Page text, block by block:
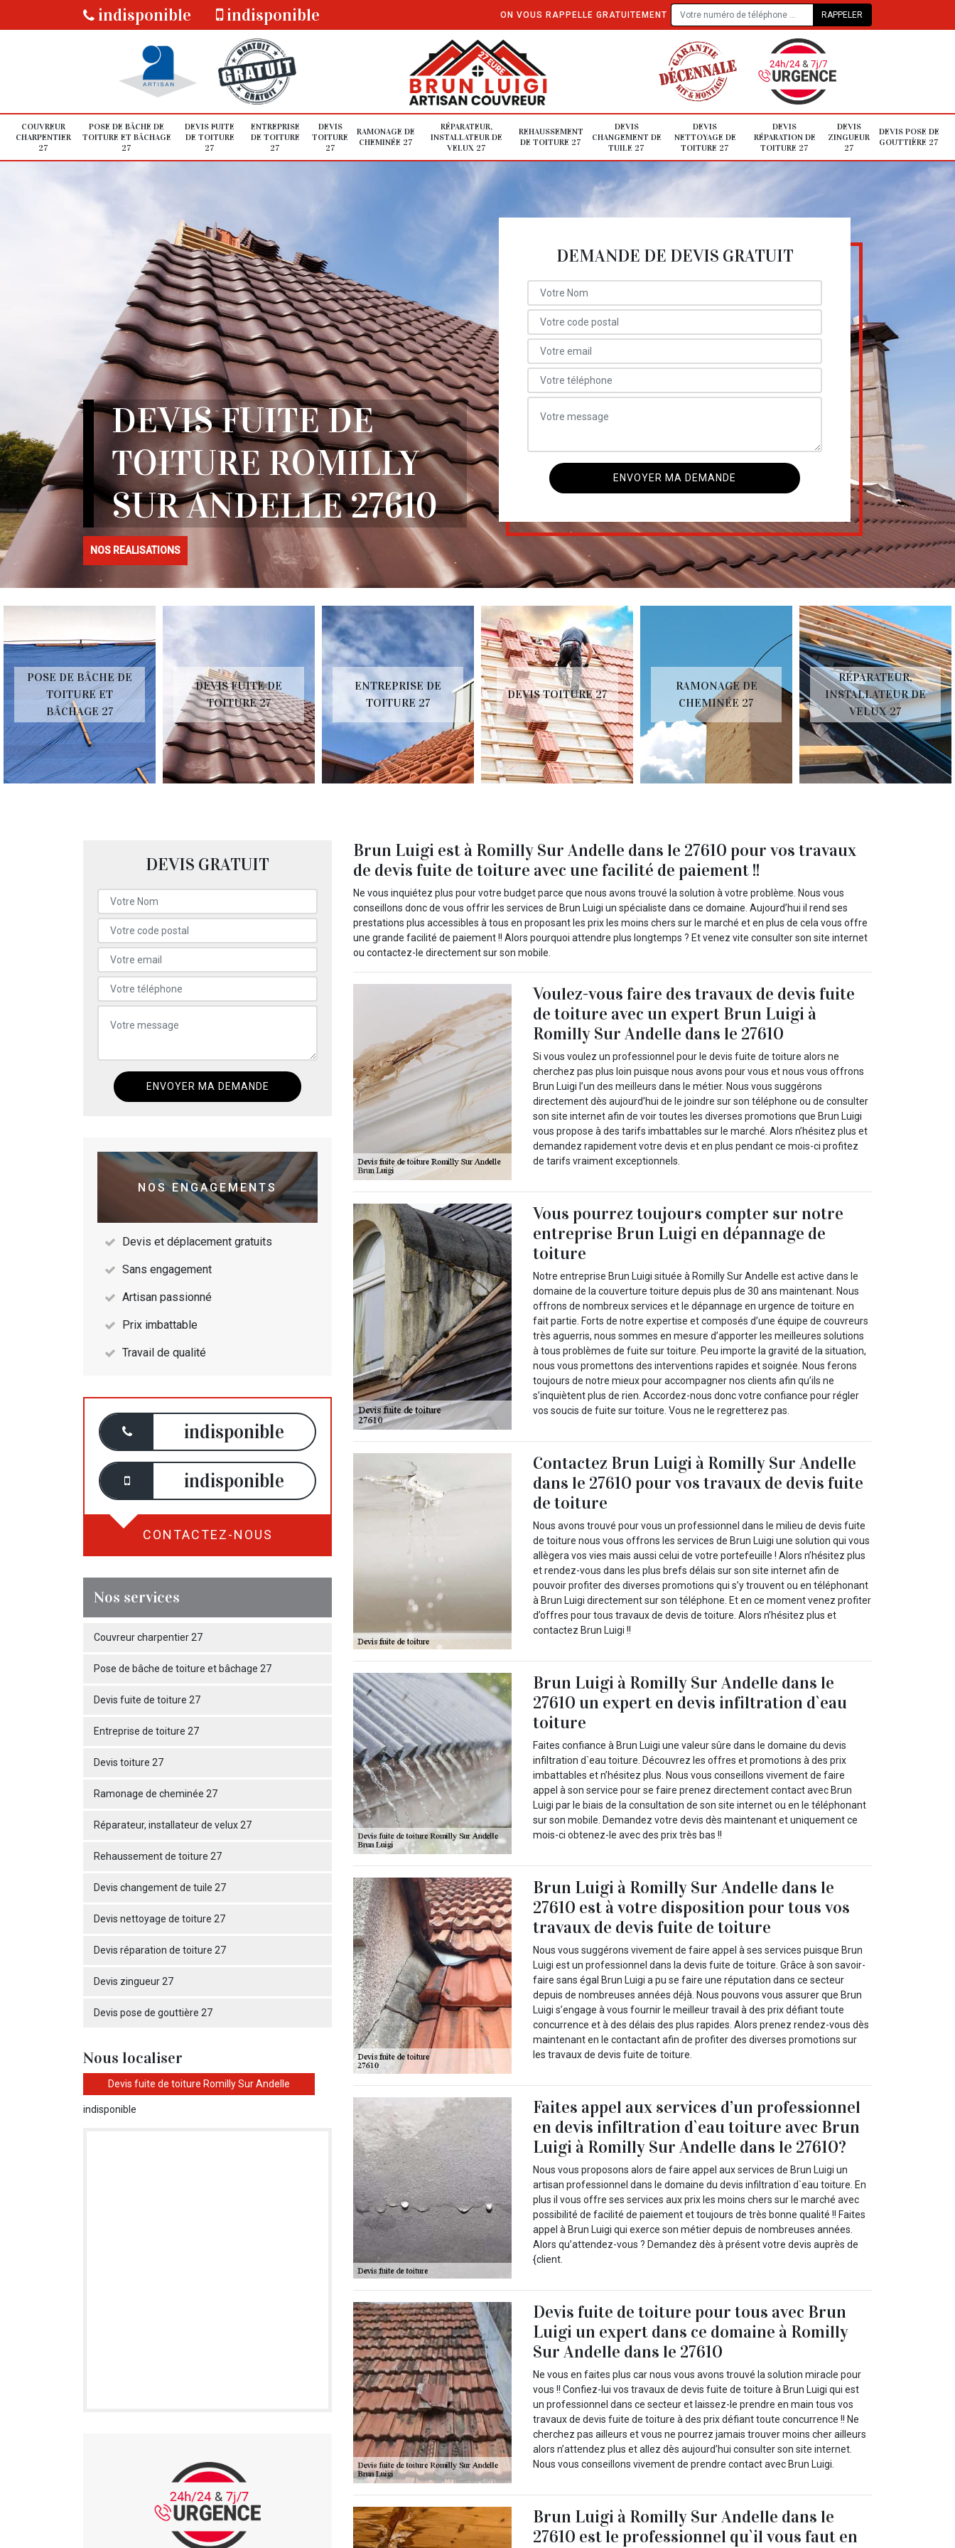
indisponible indisponible ON VOUS RAPPELLE GRATUITEMENT
COUVREUR
CHARPENTIER
27
POSE DE BÂCHE DE
TOITURE ET BÂCHAGE
27
DEVIS FUITE
DE TOITURE
27
ENTREPRISE
DE TOITURE
27
DEVIS
TOITURE
27
RAMONAGE DE
CHEMINÉE 27
RÉPARATEUR,
INSTALLATEUR DE
VELUX 27
REHAUSSEMENT
DE TOITURE 27
DEVIS
CHANGEMENT DE
TUILE 27
DEVIS
NETTOYAGE DE
TOITURE 27
DEVIS
RÉPARATION DE
TOITURE 27
DEVIS
ZINGUEUR
27
DEVIS POSE DE
GOUTTIÈRE 27
DEVIS FUITE DE
TOITURE ROMILLY
SUR ANDELLE 27610
NOS REALISATIONS
DEMANDE DE DEVIS GRATUIT
POSE DE BÂCHE DE
TOITURE ET
BÂCHAGE 27
DEVIS FUITE DE
TOITURE 27
ENTREPRISE DE
TOITURE 27
DEVIS TOITURE 27
RAMONAGE DE
CHEMINÉE 27
RÉPARATEUR,
INSTALLATEUR DE
VELUX 27
DEVIS GRATUIT
NOS ENGAGEMENTS
Devis et déplacement gratuits
Sans engagement
Artisan passionné
Prix imbattable
Travail de qualité
indisponible
indisponible
CONTACTEZ-NOUS
Nos services
Couvreur charpentier 27
Pose de bâche de toiture et bâchage 27
Devis fuite de toiture 27
Entreprise de toiture 27
Devis toiture 27
Ramonage de cheminée 27
Réparateur, installateur de velux 27
Rehaussement de toiture 27
Devis changement de tuile 27
Devis nettoyage de toiture 27
Devis réparation de toiture 27
Devis zingueur 27
Devis pose de gouttière 27
Nous localiser
Devis fuite de toiture Romilly Sur Andelle
indisponible
Brun Luigi est à Romilly Sur Andelle dans le 27610 pour vos travaux
de devis fuite de toiture avec une facilité de paiement !!
Ne vous inquiétez plus pour votre budget parce que nous avons trouvé la solution à votre problème. Nous vous
conseillons donc de vous offrir les services de Brun Luigi un spécialiste dans ce domaine. Aujourd’hui il rend ses
prestations plus accessibles à tous en proposant les prix les moins chers sur le marché et en plus de cela vous offre
une grande facilité de paiement !! Alors pourquoi attendre plus longtemps ? Et venez vite consulter son site internet
ou contactez-le directement sur son mobile.
Voulez-vous faire des travaux de devis fuite
de toiture avec un expert Brun Luigi à
Romilly Sur Andelle dans le 27610
Si vous voulez un professionnel pour le devis fuite de toiture alors ne
cherchez pas plus loin puisque nous avons pour vous et nous vous offrons
Brun Luigi l’un des meilleurs dans le métier. Nous vous suggérons
directement dès aujourd’hui de le joindre sur son téléphone ou de consulter
son site internet afin de voir toutes les diverses promotions que Brun Luigi
vous propose à des tarifs imbattables sur le marché. Alors n’hésitez plus et
demandez rapidement votre devis et en plus pendant ce mois-ci profitez
de tarifs vraiment exceptionnels.
Vous pourrez toujours compter sur notre
entreprise Brun Luigi en dépannage de
toiture
Notre entreprise Brun Luigi située à Romilly Sur Andelle est active dans le
domaine de la couverture toiture depuis plus de 30 ans maintenant. Nous
offrons de nombreux services et le dépannage en urgence de toiture en
fait partie. Forts de notre expertise et composés d’une équipe de couvreurs
très aguerris, nous sommes en mesure d’apporter les meilleures solutions
à tous problèmes de fuite sur toiture. Peu importe la gravité de la situation,
nous vous promettons des interventions rapides et soignée. Nous ferons
toujours de notre mieux pour accompagner nos clients afin qu’ils ne
s’inquiètent plus de rien. Accordez-nous donc votre confiance pour régler
vos soucis de fuite sur toiture. Vous ne le regretterez pas.
Contactez Brun Luigi à Romilly Sur Andelle
dans le 27610 pour vos travaux de devis fuite
de toiture
Nous avons trouvé pour vous un professionnel dans le milieu de devis fuite
de toiture nous vous offrons les services de Brun Luigi une solution qui vous
allègera vos vies mais aussi celui de votre portefeuille ! Alors n’hésitez plus
et rendez-vous dans les plus brefs délais sur son site internet afin de
pouvoir profiter des diverses promotions qui s’y trouvent ou en téléphonant
à Brun Luigi directement sur son téléphone. Et en ce moment venez profiter
d’offres pour tous travaux de devis de toiture. Alors n’hésitez plus et
contactez Brun Luigi !!
Brun Luigi à Romilly Sur Andelle dans le
27610 un expert en devis infiltration d`eau
toiture
Faites confiance à Brun Luigi une valeur sûre dans le domaine du devis
infiltration d`eau toiture. Découvrez les offres et promotions à des prix
imbattables et n’hésitez plus. Nous vous conseillons vivement de faire
appel à son service pour se faire prenez directement contact avec Brun
Luigi par le biais de la consultation de son site internet ou en le téléphonant
sur son mobile. Demandez votre devis dès maintenant et uniquement ce
mois-ci obtenez-le avec des prix très bas !!
Brun Luigi à Romilly Sur Andelle dans le
27610 est à votre disposition pour tous vos
travaux de devis fuite de toiture
Nous vous suggérons vivement de faire appel à ses services puisque Brun
Luigi est un professionnel dans la devis fuite de toiture. Grâce à son savoir-
faire sans égal Brun Luigi a pu se faire une réputation dans ce secteur
depuis de nombreuses années déjà. Nous pouvons vous assurer que Brun
Luigi s’engage à vous fournir le meilleur travail à des prix défiant toute
concurrence et à des délais des plus rapides. Alors prenez rendez-vous dès
maintenant en le contactant afin de profiter des diverses promotions sur
les travaux de devis fuite de toiture.
Faites appel aux services d’un professionnel
en devis infiltration d`eau toiture avec Brun
Luigi à Romilly Sur Andelle dans le 27610?
Nous vous proposons alors de faire appel aux services de Brun Luigi un
artisan professionnel dans le domaine du devis infiltration d`eau toiture. En
plus il vous offre ses services aux prix les moins chers sur le marché avec
possibilité de facilité de paiement et toujours de très bonne qualité !! Faites
appel à Brun Luigi qui exerce son métier depuis de nombreuses années.
Alors qu’attendez-vous ? Demandez dès à présent votre devis auprès de
{client.
Devis fuite de toiture pour tous avec Brun
Luigi un expert dans ce domaine à Romilly
Sur Andelle dans le 27610
Ne vous en faites plus car nous vous avons trouvé la solution miracle pour
vous !! Confiez-lui vos travaux de devis fuite de toiture à Brun Luigi qui est
un professionnel dans ce secteur et laissez-le prendre en main tous vos
travaux de devis fuite de toiture à des prix défiant toute concurrence !! Ne
cherchez pas ailleurs et vous ne pourrez jamais trouver moins cher ailleurs
alors n’attendez plus et allez dès aujourd’hui consulter son site internet.
Nous vous conseillons vivement de prendre contact avec Brun Luigi.
Brun Luigi à Romilly Sur Andelle dans le
27610 est le professionnel qu`il vous faut en